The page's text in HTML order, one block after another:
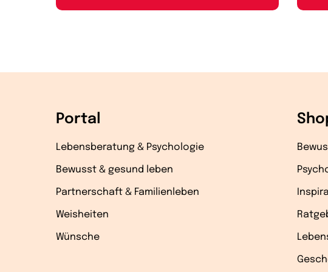
Portal
Lebensberatung & Psychologie
Bewusst & gesund leben
Partnerschaft & Familienleben
Weisheiten
Wünsche